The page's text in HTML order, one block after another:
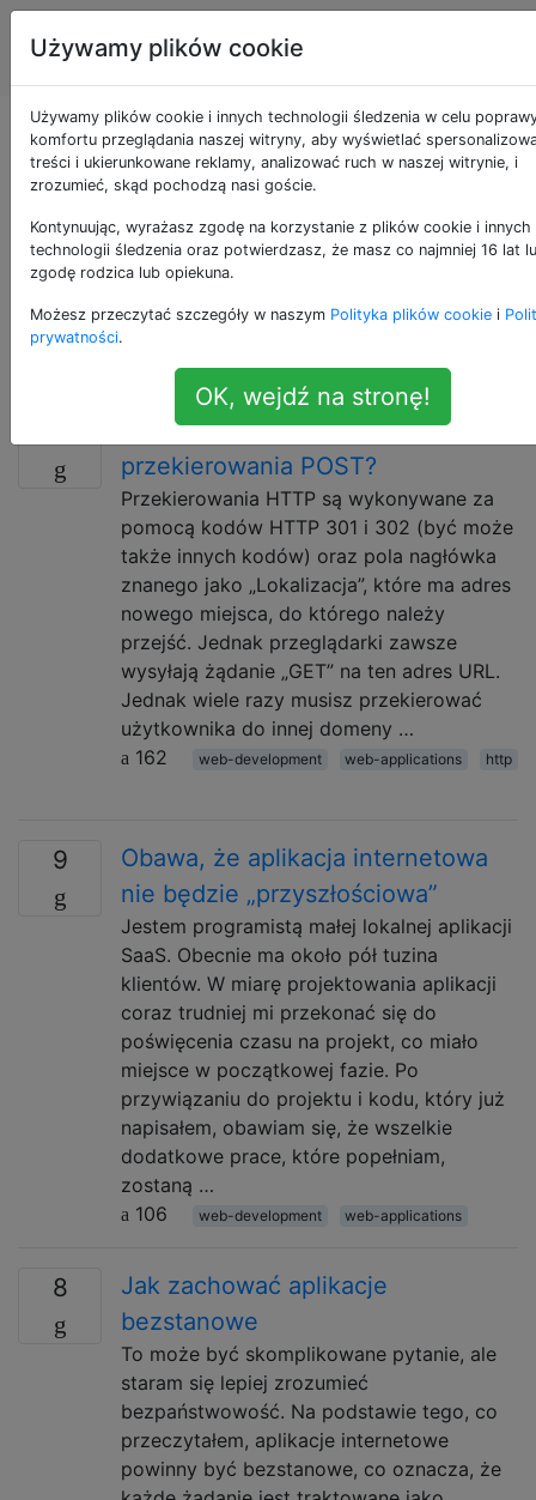
Inżynieria
oprogramowania
Pytania otagowane
jako web-
applications
Aplikacje internetowe to aplikacje dostępne za
pośrednictwem „sieci”, co może oznaczać Internet lub
sieć wewnętrzną (intranet).
Dlaczego HTTP nie ma
przekierowania POST?
Przekierowania HTTP są wykonywane za
pomocą kodów HTTP 301 i 302 (być może
także innych kodów) oraz pola nagłówka
znanego jako „Lokalizacja”, które ma adres
nowego miejsca, do którego należy
przejść. Jednak przeglądarki zawsze
wysyłają żądanie „GET” na ten adres URL.
Jednak wiele razy musisz przekierować
użytkownika do innej domeny …
162
web-development web-applications http
9
Obawa, że ​​aplikacja internetowa
nie będzie „przyszłościowa”
Jestem programistą małej lokalnej aplikacji
SaaS. Obecnie ma około pół tuzina
klientów. W miarę projektowania aplikacji
coraz trudniej mi przekonać się do
poświęcenia czasu na projekt, co miało
miejsce w początkowej fazie. Po
przywiązaniu do projektu i kodu, który już
napisałem, obawiam się, że wszelkie
dodatkowe prace, które popełniam,
zostaną …
106
web-development web-applications
8
Jak zachować aplikacje
bezstanowe
To może być skomplikowane pytanie, ale
staram się lepiej zrozumieć
bezpaństwowość. Na podstawie tego, co
przeczytałem, aplikacje internetowe
powinny być bezstanowe, co oznacza, że ​​
Używamy plików cookie
Używamy plików cookie i innych technologii śledzenia w celu
komfortu przeglądania naszej witryny, aby wyświetlać
treści i ukierunkowane reklamy, analizować ruch w naszej witrynie, i
zrozumieć, skąd pochodzą nasi goście.
Kontynuując, wyrażasz zgodę na korzystanie z plików cookie i innych
technologii śledzenia oraz potwierdzasz, że masz co najmniej 16 lat
zgodę rodzica lub opiekuna.
Możesz przeczytać szczegóły w naszym Polityka plików cookie i
prywatności.
OK, wejdź na stronę!